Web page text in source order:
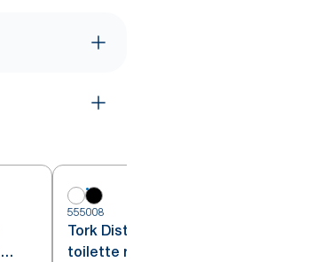
555008
Tork Distributeur de Papier
toilette rouleau Mini Jumbo noir